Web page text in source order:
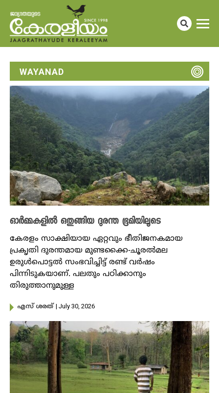
WAYANAD
ഓർമ്മകളിൽ ഒതുങ്ങിയ ദുരന്ത ഭൂമിയിലൂടെ
കേരളം സാക്ഷിയായ ഏറ്റവും ഭീതിജനകമായ
പ്രകൃതി ദുരന്തമായ മുണ്ടക്കൈ-ചൂരല്‍മല
ഉരുള്‍പൊട്ടല്‍ സംഭവിച്ചിട്ട് രണ്ട് വർഷം
പിന്നിടുകയാണ്. പലതും പഠിക്കാനും
തിരുത്താനുമുള്ള
എസ് ശരത് | July 30, 2026